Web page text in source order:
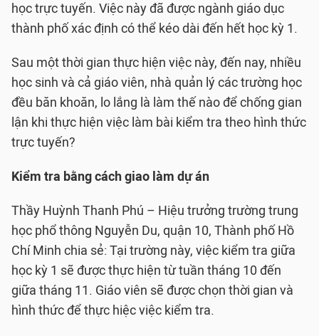
học trực tuyến. Việc này đã được ngành giáo dục
thành phố xác định có thể kéo dài đến hết học kỳ 1.
Sau một thời gian thực hiện việc này, đến nay, nhiều
học sinh và cả giáo viên, nhà quản lý các trường học
đều băn khoăn, lo lắng là làm thế nào để chống gian
lận khi thực hiện việc làm bài kiểm tra theo hình thức
trực tuyến?
Kiểm tra bằng cách giao làm dự án
Thầy Huỳnh Thanh Phú – Hiệu trưởng trường trung
học phổ thông Nguyễn Du, quận 10, Thành phố Hồ
Chí Minh chia sẻ: Tại trường này, việc kiểm tra giữa
học kỳ 1 sẽ được thực hiện từ tuần tháng 10 đến
giữa tháng 11. Giáo viên sẽ được chọn thời gian và
hình thức để thực hiệc việc kiểm tra.